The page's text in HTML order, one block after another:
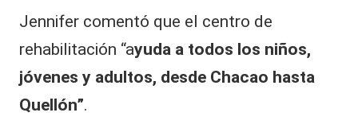
Jennifer comentó que el centro de
rehabilitación “ayuda a todos los niños,
jóvenes y adultos, desde Chacao hasta
Quellón”.